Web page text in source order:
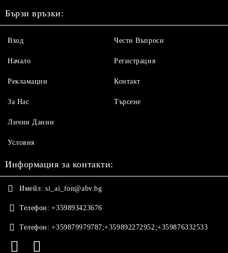
Бързи връзки:
Вход
Начало
Рекламации
За Нас
Чести Въпроси
Регистрация
Контакт
Търсене
Лични Данни
Условия
Информация за контакти:
Имейл: si_ai_fon@abv.bg
Телефон: +359893423676
Телефон: +359879979787;+359892272952;+359876332533